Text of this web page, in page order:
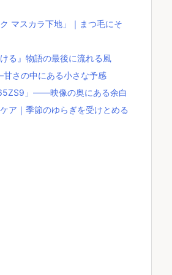
マスカラ下地」｜まつ毛にそ
る』物語の最後に流れる風
さの中にある小さな予感
」――映像の奥にある余白
ア｜季節のゆらぎを受けとめる